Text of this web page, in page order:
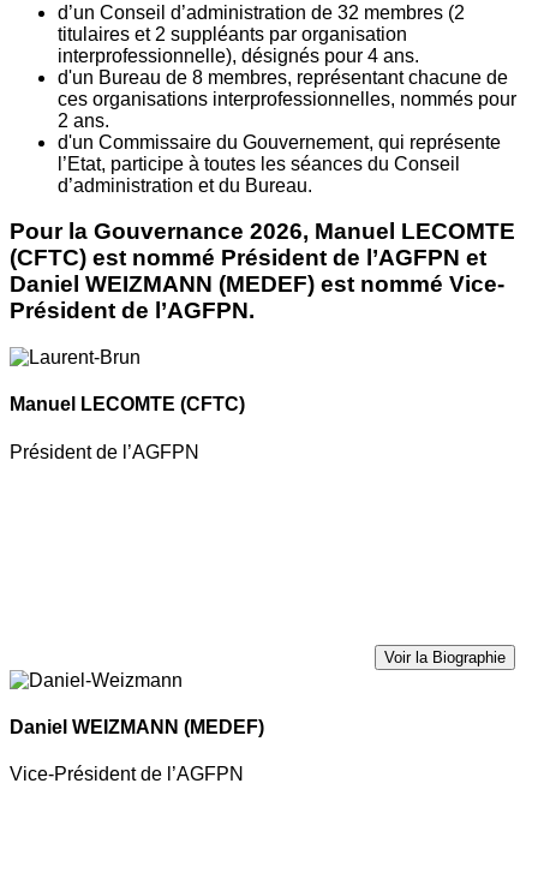
d’un Conseil d’administration de 32 membres (2
titulaires et 2 suppléants par organisation
interprofessionnelle), désignés pour 4 ans.
d'un Bureau de 8 membres, représentant chacune de
ces organisations interprofessionnelles, nommés pour
2 ans.
d'un Commissaire du Gouvernement, qui représente
l’Etat, participe à toutes les séances du Conseil
d’administration et du Bureau.
Pour la Gouvernance 2026, Manuel LECOMTE
(CFTC) est nommé Président de l’AGFPN et
Daniel WEIZMANN (MEDEF) est nommé Vice-
Président de l’AGFPN.
Manuel LECOMTE (CFTC)
Président de l’AGFPN
Voir la Biographie
Daniel WEIZMANN (MEDEF)
Vice-Président de l’AGFPN